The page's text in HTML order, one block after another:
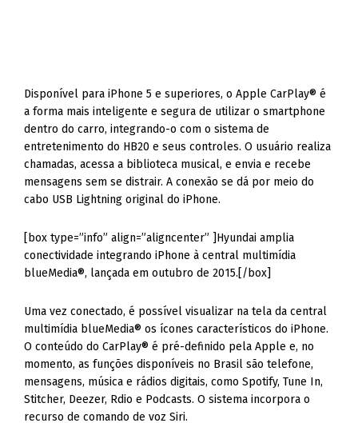
Disponível para iPhone 5 e superiores, o Apple CarPlay® é
a forma mais inteligente e segura de utilizar o smartphone
dentro do carro, integrando-o com o sistema de
entretenimento do HB20 e seus controles. O usuário realiza
chamadas, acessa a biblioteca musical, e envia e recebe
mensagens sem se distrair. A conexão se dá por meio do
cabo USB Lightning original do iPhone.
[box type=”info” align=”aligncenter” ]Hyundai amplia
conectividade integrando iPhone à central multimídia
blueMedia®, lançada em outubro de 2015.[/box]
Uma vez conectado, é possível visualizar na tela da central
multimídia blueMedia® os ícones característicos do iPhone.
O conteúdo do CarPlay® é pré-definido pela Apple e, no
momento, as funções disponíveis no Brasil são telefone,
mensagens, música e rádios digitais, como Spotify, Tune In,
Stitcher, Deezer, Rdio e Podcasts. O sistema incorpora o
recurso de comando de voz Siri.